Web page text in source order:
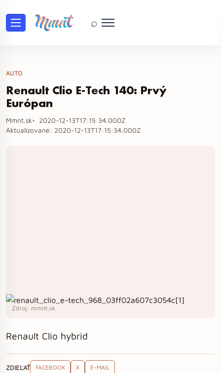
⌕
AUTO
Renault Clio E-Tech 140: Prvý
Európan
Mmnt.sk
2020-12-13T17:15:34.000Z
Aktualizované: 2020-12-13T17:15:34.000Z
Zdroj: mmnt.sk
Renault Clio hybrid
ZDIEĽAŤ FACEBOOK X E-MAIL